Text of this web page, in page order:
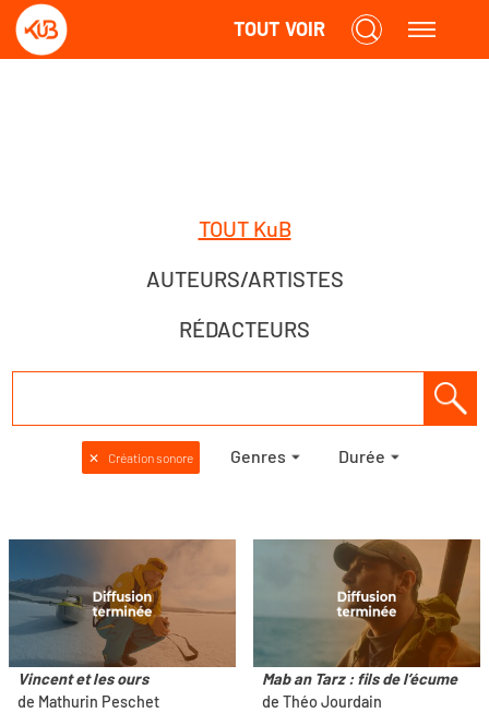
TOUT VOIR
TOUT KuB
AUTEURS/ARTISTES
RÉDACTEURS
✕ Création sonore Genres Durée
Vincent et les ours
de Mathurin Peschet
Mab an Tarz : fils de l’écume
de Théo Jourdain